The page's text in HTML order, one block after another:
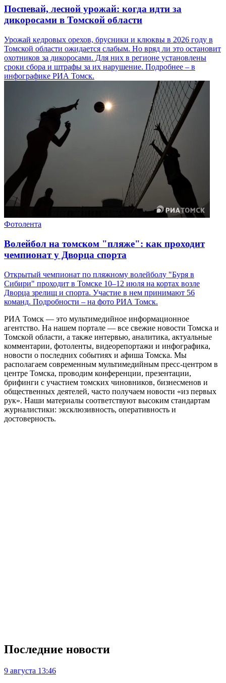
Поспевай, лесной урожай: когда идти за
дикоросами в Томской области
Урожай кедровых орехов, брусники и клюквы в 2026 году в
Томской области ожидается слабым. Но вряд ли это остановит
охотников за дикоросами. Для них в регионе установлены
сроки сбора и штрафы за их нарушение. Подробнее – в
инфографике РИА Томск.
Фотолента
Волейбол на томском "пляже": как проходит
чемпионат у Дворца спорта
Открытый чемпионат по пляжному волейболу "Буря в
Сибири" проходит в Томске 10–12 июля на кортах возле
Дворца зрелищ и спорта. Участие в нем принимают 56
команд. Подробности – на фото РИА Томск.
РИА Томск — это мультимедийное информационное
агентство. На нашем портале — все свежие новости Томска и
Томской области, а также интервью, аналитика, актуальные
комментарии, фотоленты, видеорепортажи и инфографика,
новости о последних событиях и афиша Томска. Мы
располагаем современным мультимедийным пресс-центром в
центре Томска, проводим конференции, презентации,
брифинги с участием томских чиновников, бизнесменов и
общественных деятелей, часто получаем новости «из первых
рук». Наши материалы соответствуют высоким стандартам
журналистики: эксклюзивность, оперативность и
достоверность.
Последние новости
9 августа 13:46